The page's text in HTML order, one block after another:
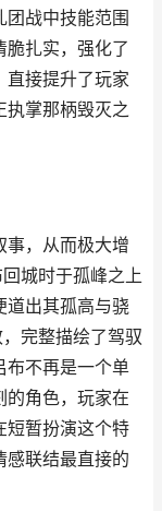
团战中技能范围
扎实，强化了
直接提升了玩家
执掌那柄毁灭之
事，从而极大增
城时于孤峰之上
道出其孤高与骁
完整描绘了驾驭
布不再是一个单
的角色，玩家在
短暂扮演这个特
感联结最直接的